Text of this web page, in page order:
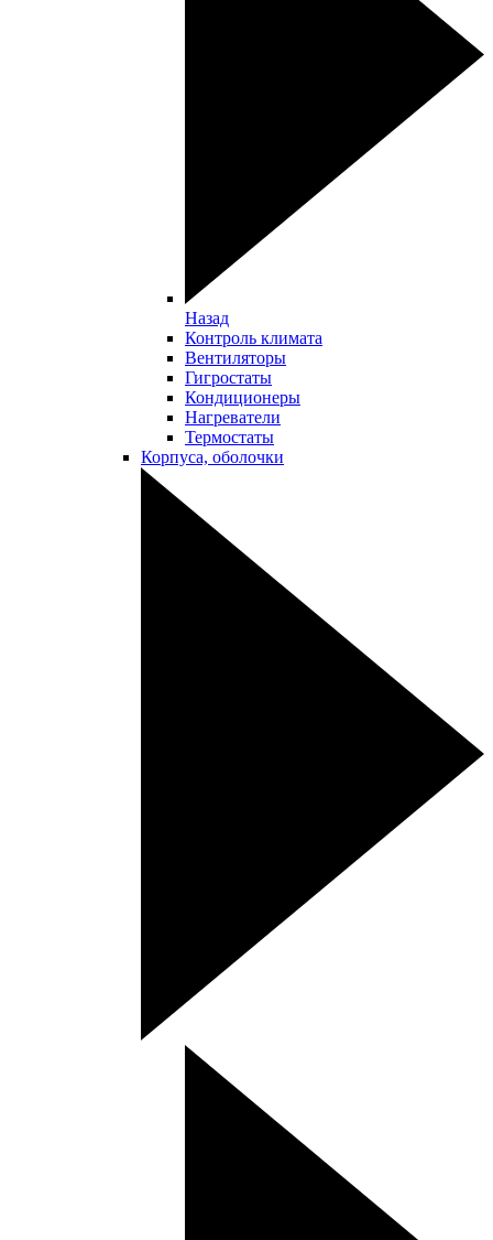
Назад
Контроль климата
Вентиляторы
Гигростаты
Кондиционеры
Нагреватели
Термостаты
Корпуса, оболочки